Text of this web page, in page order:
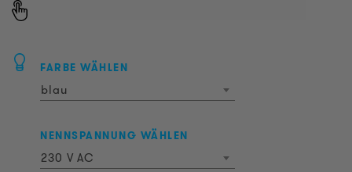
FARBE WÄHLEN
blau
NENNSPANNUNG WÄHLEN
230 V AC